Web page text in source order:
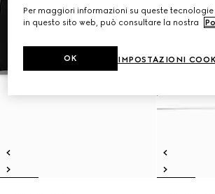
Per maggiori informazioni su queste
in questo sito web, può consultare la nostra
IMPOSTAZIONI
OK